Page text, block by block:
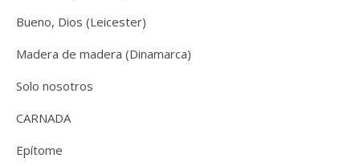
Bueno, Dios (Leicester)
Madera de madera (Dinamarca)
Solo nosotros
CARNADA
Epítome